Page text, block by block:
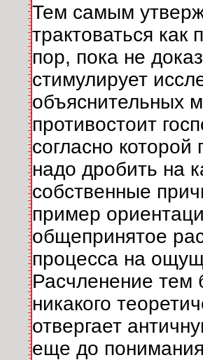
Тем самым
трактоваться
пор, пока не
стимулирует
объяснительных
противостоит
согласно
надо дробить на
собственные
пример
общепринятое
процесса на
Расчленение тем
никакого
отвергает
еще до